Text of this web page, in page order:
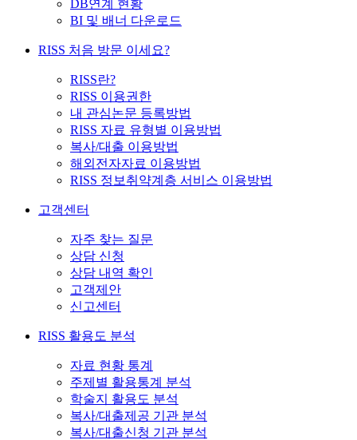
DB연계 현황
BI 및 배너 다운로드
RISS 처음 방문 이세요?
RISS란?
RISS 이용권한
내 관심논문 등록방법
RISS 자료 유형별 이용방법
복사/대출 이용방법
해외전자자료 이용방법
RISS 정보취약계층 서비스 이용방법
고객센터
자주 찾는 질문
상담 신청
상담 내역 확인
고객제안
신고센터
RISS 활용도 분석
자료 현황 통계
주제별 활용통계 분석
학술지 활용도 분석
복사/대출제공 기관 분석
복사/대출신청 기관 분석